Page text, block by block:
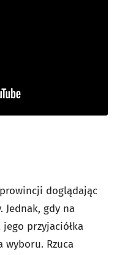
doglądając
Jednak, gdy na
przyjaciółka
wyboru. Rzuca